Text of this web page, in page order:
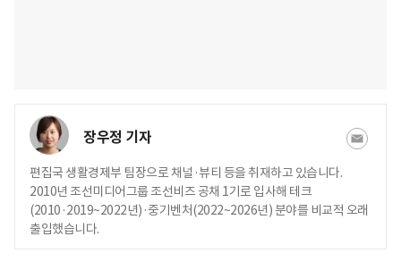
장우정 기자
편집국 생활경제부 팀장으로 채널·뷰티 등을 취재하고 있습니다.
2010년 조선미디어그룹 조선비즈 공채 1기로 입사해 테크
(2010·2019~2022년)·중기벤처(2022~2026년) 분야를 비교적 오래
출입했습니다.